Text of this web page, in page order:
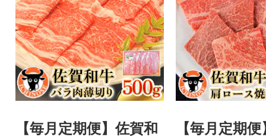
【毎月定期便】佐賀和
【毎月定期